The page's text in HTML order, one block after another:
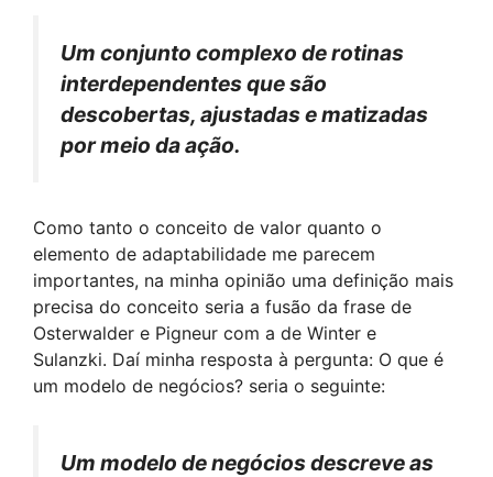
Um conjunto complexo de rotinas
interdependentes que são
descobertas, ajustadas e matizadas
por meio da ação.
Como tanto o conceito de valor quanto o
elemento de adaptabilidade me parecem
importantes, na minha opinião uma definição mais
precisa do conceito seria a fusão da frase de
Osterwalder e Pigneur com a de Winter e
Sulanzki. Daí minha resposta à pergunta: O que é
um modelo de negócios? seria o seguinte:
Um modelo de negócios descreve as